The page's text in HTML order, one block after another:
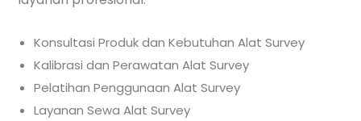
Konsultasi Produk dan Kebutuhan Alat Survey
Kalibrasi dan Perawatan Alat Survey
Pelatihan Penggunaan Alat Survey
Layanan Sewa Alat Survey